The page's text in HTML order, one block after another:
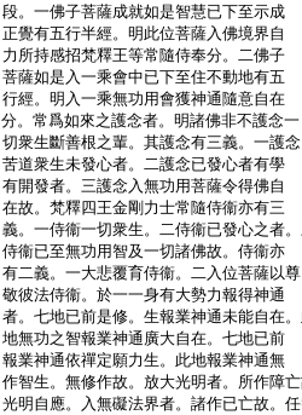
段。一佛子菩薩成就如是智慧已下至示成
正覺有五行半經。明此位菩薩入佛境界自
力所持感招梵釋王等常隨侍奉分。二佛子
菩薩如是入一乘會中已下至住不動地有五
行經。明入一乘無功用會獲神通隨意自在
分。常爲如來之護念者。明諸佛非不護念一
切衆生斷善根之輩。其護念有三義。一護念
苦道衆生未發心者。二護念已發心者有學
有開發者。三護念入無功用菩薩令得佛自
在故。梵釋四王金剛力士常隨侍衞亦有三
義。一侍衞一切衆生。二侍衞已發心之者
侍衞已至無功用智及一切諸佛故。侍衞亦
有二義。一大悲覆育侍衞。二入位菩薩以尊
敬彼法侍衞。於一一身有大勢力報得神通
者。七地已前是修。生報業神通未能自在
地無功之智報業神通廣大自在。七地已前
報業神通依禪定願力生。此地報業神通無
作智生。無修作故。放大光明者。所作障
光明自應。入無礙法界者。諸作已亡故。